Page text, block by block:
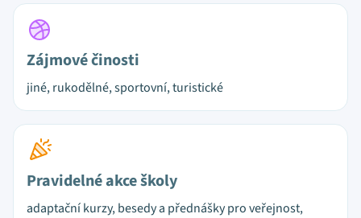
Zájmové činosti
jiné, rukodělné, sportovní, turistické
Pravidelné akce školy
adaptační kurzy, besedy a přednášky pro veřejnost,